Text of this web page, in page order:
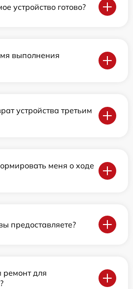
устройство готово?
выполнения
устройства третьим
меня о ходе
предоставляете?
ремонт для